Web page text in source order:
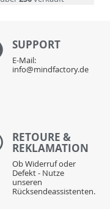
SUPPORT
E-Mail:
info@mindfactory.de
RETOURE &
REKLAMATION
Ob Widerruf oder
Defekt - Nutze
unseren
Rücksendeassistenten.